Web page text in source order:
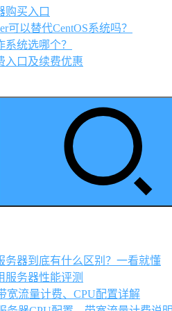
购买入口
可以替代CentOS系统吗？
统选哪个？
入口及续费优惠
务器到底有什么区别？一看就懂
服务器性能评测
宽流量计费、CPU配置详解